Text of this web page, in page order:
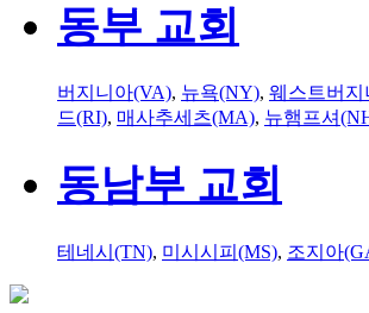
동부 교회
버지니아(VA), 뉴욕(NY), 웨스트버
드(RI), 매사추세츠(MA), 뉴햄프셔
동남부 교회
테네시(TN), 미시시피(MS), 조지아